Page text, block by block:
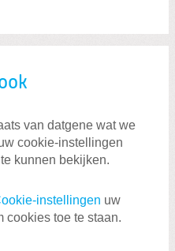
van datgene wat we
cookie-instellingen
kunnen bekijken.
instellingen uw
cookies toe te staan.